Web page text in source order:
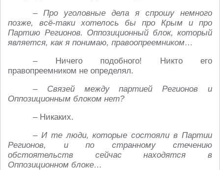
– Про уголовные дела я спрошу немного
позже, всё-таки хотелось бы про Крым и про
Партию Регионов. Оппозиционный блок, который
является, как я понимаю, правоопреемником…
– Ничего подобного! Никто его
правопреемником не определял.
– Связей между партией Регионов и
Оппозиционным блоком нет?
– Никаких.
– И те люди, которые состояли в Партии
Регионов, и по странному стечению
обстоятельств сейчас находятся в
Оппозиционном блоке…